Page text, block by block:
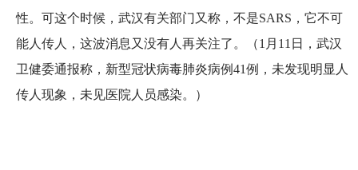
性。可这个时候，武汉有关部门又称，不是SARS，它不可
能人传人，这波消息又没有人再关注了。（1月11日，武汉
卫健委通报称，新型冠状病毒肺炎病例41例，未发现明显人
传人现象，未见医院人员感染。）